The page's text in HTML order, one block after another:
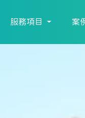
服務項目 案